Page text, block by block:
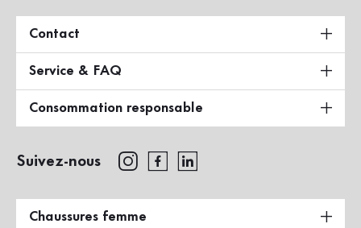
Contact
Service & FAQ
Consommation responsable
Suivez-nous
Chaussures femme